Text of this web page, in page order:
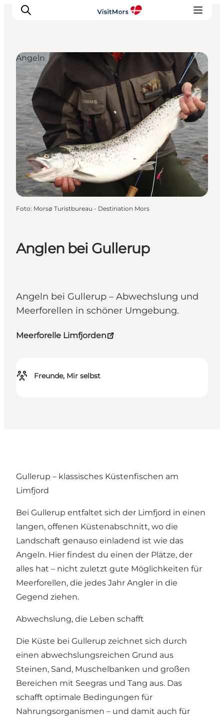
Aktivitäten
Erlebnisse
Infos über Mors
Unterkunft
Pauschalreisen / Urlaub
Planen Sie Ihre Reise
Anglen bei Gullerup
Angeln bei Gullerup – Abwechslung und
Meerforellen in schöner Umgebung.
Meerforelle Limfjorden
Freunde, Mir selbst
Angeln
Foto: Morsø Turistbureau - Destination Mors
Gullerup – klassisches Küstenfischen am
Limfjord
Bei Gullerup entfaltet sich der Limfjord in einen
langen, offenen Küstenabschnitt, wo die
Landschaft genauso einladend ist wie das
Angeln. Hier findest du einen der Plätze, der
alles hat – nicht zuletzt gute Möglichkeiten für
Meerforellen, die jedes Jahr Angler in die
Gegend ziehen.
Abwechslung, die Leben schafft
Die Küste bei Gullerup zeichnet sich durch
einen abwechslungsreichen Grund aus
Steinen, Sand, Muschelbanken und großen
Bereichen mit Seegras und Tang aus. Das
schafft optimale Bedingungen für
Nahrungsorganismen – und damit auch für